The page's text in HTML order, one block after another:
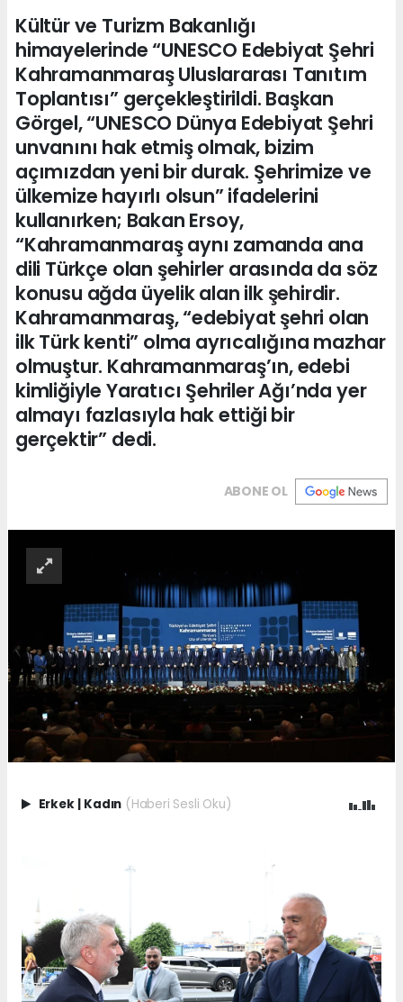
Kültür ve Turizm Bakanlığı
himayelerinde “UNESCO Edebiyat Şehri
Kahramanmaraş Uluslararası Tanıtım
Toplantısı” gerçekleştirildi. Başkan
Görgel, “UNESCO Dünya Edebiyat Şehri
unvanını hak etmiş olmak, bizim
açımızdan yeni bir durak. Şehrimize ve
ülkemize hayırlı olsun” ifadelerini
kullanırken; Bakan Ersoy,
“Kahramanmaraş aynı zamanda ana
dili Türkçe olan şehirler arasında da söz
konusu ağda üyelik alan ilk şehirdir.
Kahramanmaraş, “edebiyat şehri olan
ilk Türk kenti” olma ayrıcalığına mazhar
olmuştur. Kahramanmaraş’ın, edebi
kimliğiyle Yaratıcı Şehriler Ağı’nda yer
almayı fazlasıyla hak ettiği bir
gerçektir” dedi.
ABONE OL
Erkek Kadın (Haberi Sesli Oku)